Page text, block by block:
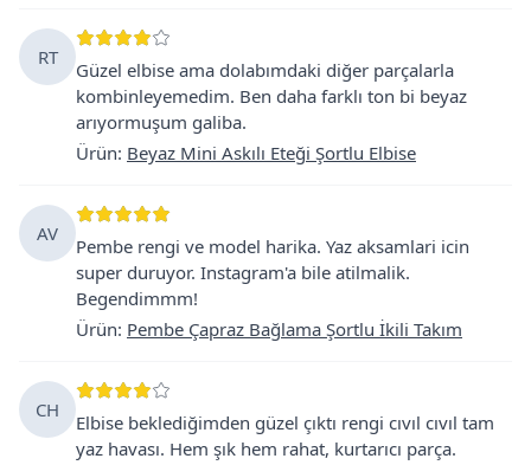
RT
Güzel elbise ama dolabımdaki diğer parçalarla
kombinleyemedim. Ben daha farklı ton bi beyaz
arıyormuşum galiba.
Ürün: Beyaz Mini Askılı Eteği Şortlu Elbise
AV
Pembe rengi ve model harika. Yaz aksamlari icin
super duruyor. Instagram'a bile atilmalik.
Begendimmm!
Ürün: Pembe Çapraz Bağlama Şortlu İkili Takım
CH
Elbise beklediğimden güzel çıktı rengi cıvıl cıvıl tam
yaz havası. Hem şık hem rahat, kurtarıcı parça.